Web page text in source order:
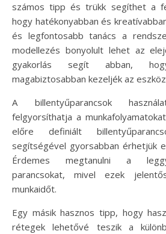
számos tipp és trükk segíthet a
hogy hatékonyabban és
és legfontosabb tanács a
modellezés bonyolult lehet az
gyakorlás segít abban,
magabiztosabban kezeljék az
A billentyűparancsok
felgyorsíthatja a
előre definiált
segítségével gyorsabban érhetjük
Érdemes megtanulni a
parancsokat, mivel ezek
munkaidőt.
Egy másik hasznos tipp, hogy
rétegek lehetővé teszik a